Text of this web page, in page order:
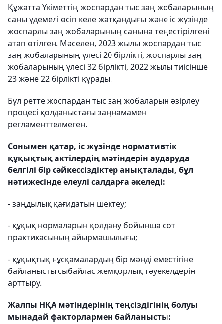
Құжатта Үкіметтің жоспардан тыс заң жобаларының
саны үдемелі өсіп келе жатқандығы және іс жүзінде
жоспарлы заң жобаларының санына теңестірілгені
атап өтілген. Мәселен, 2023 жылы жоспардан тыс
заң жобаларының үлесі 20 бірлікті, жоспарлы заң
жобаларының үлесі 32 бірлікті, 2022 жылы тиісінше
23 және 22 бірлікті құрады.
Бұл ретте жоспардан тыс заң жобаларын әзірлеу
процесі қолданыстағы заңнамамен
регламенттелмеген.
Сонымен қатар, іс жүзінде нормативтік
құқықтық актілердің мәтіндерін аударуда
белгілі бір сәйкессіздіктер анықталады, бұл
нәтижесінде елеулі салдарға әкеледі:
- заңдылық қағидатын шектеу;
- құқық нормаларын қолдану бойынша сот
практикасының айырмашылығы;
- құқықтық нұсқамалардың бір мәнді еместігіне
байланысты сыбайлас жемқорлық тәуекелдерін
арттыру.
Жалпы НҚА мәтіндерінің теңсіздігінің болуы
мынадай факторлармен байланысты: